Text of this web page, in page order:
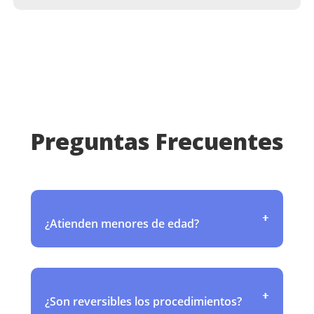
Preguntas Frecuentes
¿Atienden menores de edad? +
No realizamos tratamientos
hormonales ni cirugías en
¿Son reversibles los procedimientos? +